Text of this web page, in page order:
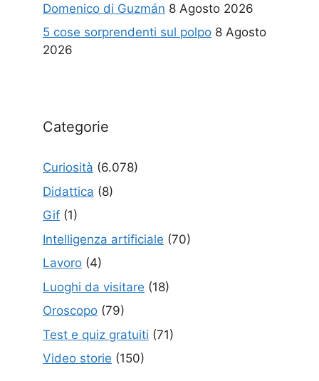
Domenico di Guzmán 8 Agosto 2026
5 cose sorprendenti sul polpo 8 Agosto
2026
Categorie
Curiosità (6.078)
Didattica (8)
Gif (1)
Intelligenza artificiale (70)
Lavoro (4)
Luoghi da visitare (18)
Oroscopo (79)
Test e quiz gratuiti (71)
Video storie (150)